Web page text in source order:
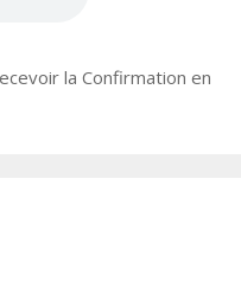
la Confirmation en